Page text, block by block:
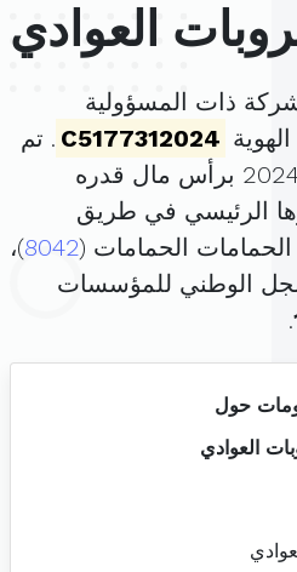
العوادي
ذات المسؤولية
C5177312024 . تم
الرئيسي في طريق
الحمامات (8042)،
الوطني للمؤسسات
.
حول
العوادي